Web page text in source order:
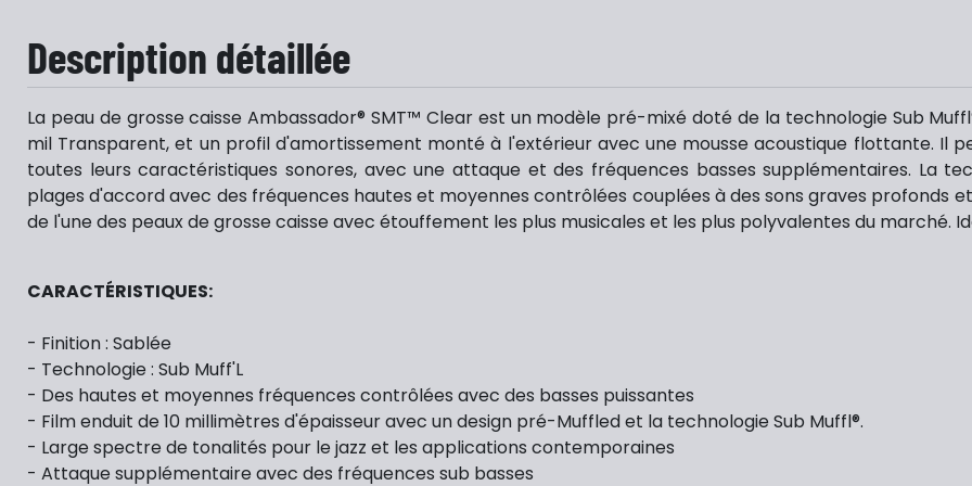
Description détaillée
La peau de grosse caisse Ambassador® SMT™ Clear est un modèle pré-mixé doté de la technologie Sub
mil Transparent, et un profil d'amortissement monté à l'extérieur avec une mousse acoustique flottante. Il
toutes leurs caractéristiques sonores, avec une attaque et des fréquences basses supplémentaires. La
plages d'accord avec des fréquences hautes et moyennes contrôlées couplées à des sons graves profonds
de l'une des peaux de grosse caisse avec étouffement les plus musicales et les plus polyvalentes du marché.
CARACTÉRISTIQUES:
- Finition : Sablée
- Technologie : Sub Muff'L
- Des hautes et moyennes fréquences contrôlées avec des basses puissantes
- Film enduit de 10 millimètres d'épaisseur avec un design pré-Muffled et la technologie Sub Muffl®.
- Large spectre de tonalités pour le jazz et les applications contemporaines
- Attaque supplémentaire avec des fréquences sub basses